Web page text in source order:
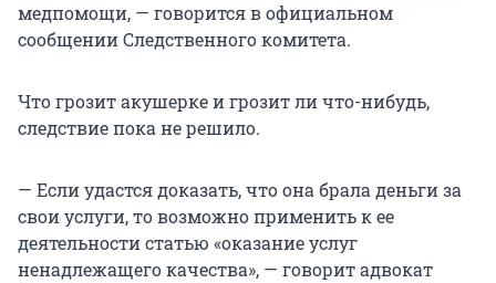
медпомощи, — говорится в официальном
сообщении Следственного комитета.
Что грозит акушерке и грозит ли что-нибудь,
следствие пока не решило.
— Если удастся доказать, что она брала деньги за
свои услуги, то возможно применить к ее
деятельности статью «оказание услуг
ненадлежащего качества», — говорит адвокат